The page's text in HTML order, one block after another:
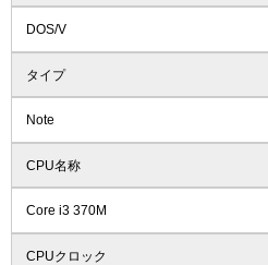
DOS/V
タイプ
Note
CPU名称
Core i3 370M
CPUクロック